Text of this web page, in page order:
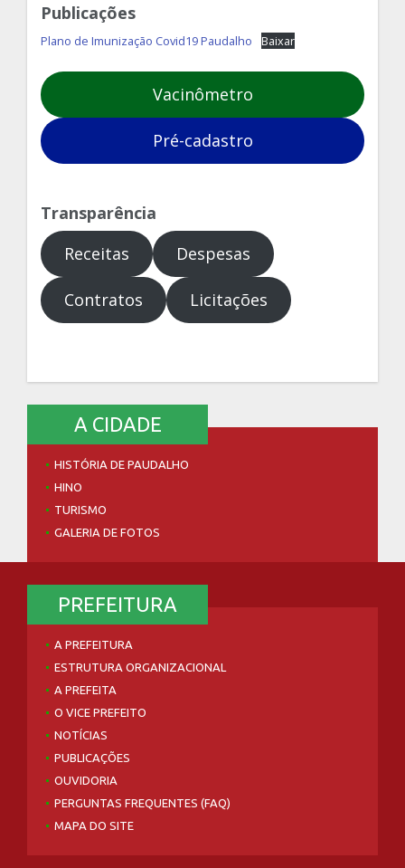
Publicações
Plano de Imunização Covid19 Paudalho Baixar
Vacinômetro
Pré-cadastro
Transparência
Receitas
Despesas
Contratos Licitações
A CIDADE
HISTÓRIA DE PAUDALHO
HINO
TURISMO
GALERIA DE FOTOS
PREFEITURA
A PREFEITURA
ESTRUTURA ORGANIZACIONAL
A PREFEITA
O VICE PREFEITO
NOTÍCIAS
PUBLICAÇÕES
OUVIDORIA
PERGUNTAS FREQUENTES (FAQ)
MAPA DO SITE